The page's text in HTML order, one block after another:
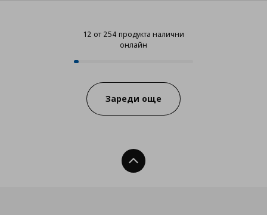
12 от 254 продукта налични
онлайн
12 от 254 продукта налични
Progress:
Зареди още
Нагоре